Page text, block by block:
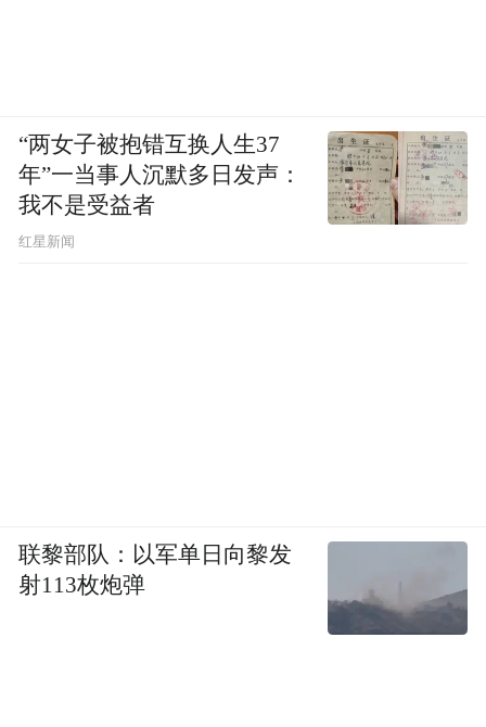
“两女子被抱错互换人生37
年”一当事人沉默多日发声：
我不是受益者
红星新闻
联黎部队：以军单日向黎发
射113枚炮弹